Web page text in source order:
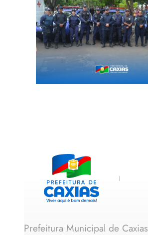
Prefeitura Municipal de Caxias